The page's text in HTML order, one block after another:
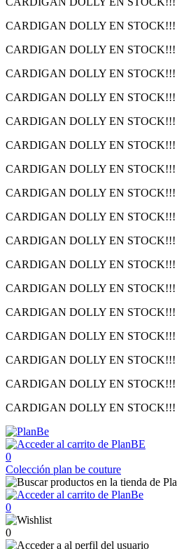
CARDIGAN DOLLY EN STOCK!!!
CARDIGAN DOLLY EN STOCK!!!
CARDIGAN DOLLY EN STOCK!!!
CARDIGAN DOLLY EN STOCK!!!
CARDIGAN DOLLY EN STOCK!!!
CARDIGAN DOLLY EN STOCK!!!
CARDIGAN DOLLY EN STOCK!!!
CARDIGAN DOLLY EN STOCK!!!
CARDIGAN DOLLY EN STOCK!!!
CARDIGAN DOLLY EN STOCK!!!
CARDIGAN DOLLY EN STOCK!!!
CARDIGAN DOLLY EN STOCK!!!
CARDIGAN DOLLY EN STOCK!!!
CARDIGAN DOLLY EN STOCK!!!
CARDIGAN DOLLY EN STOCK!!!
CARDIGAN DOLLY EN STOCK!!!
CARDIGAN DOLLY EN STOCK!!!
0
Colección plan be couture
0
0